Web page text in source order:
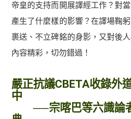
帝皇的支持而開展譯經工作？對
產生了什麼樣的影響？在譯場鞠
裹送、不立碑銘的身影，又對後
內容精彩，切勿錯過！
嚴正抗議CBETA收錄外
中
──宗喀巴等六識論